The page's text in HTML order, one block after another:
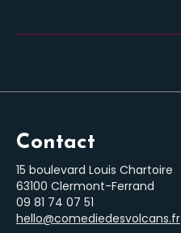
Contact
15 boulevard Louis Chartoire
63100 Clermont-Ferrand
‭09 81 74 07 51‬
hello@comediedesvolcans.fr